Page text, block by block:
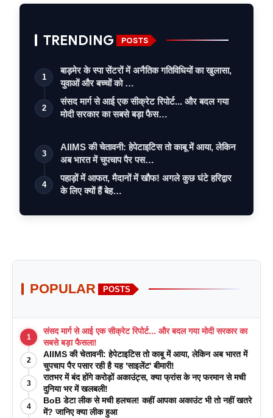
TRENDING POSTS
1
बाड़मेर के स्पा सेंटरों में अनैतिक गतिविधियों का खुलासा,
युवाओं और बच्चों को …
2
संसद मार्ग से आई एक सीक्रेट रिपोर्ट... और बदल गया
मोदी सरकार का सबसे बड़ा फैस…
3
AIIMS की चेतावनी: हेपेटाइटिस तो काबू में आया, लेकिन
अब भारत में चुपचाप पैर पस…
4
पहाड़ों में आफत, मैदानों में खौफ! अगले कुछ घंटे हरिद्वार
के लिए क्यों हैं बेह…
POPULAR POSTS
1
संसद मार्ग से आई एक सीक्रेट रिपोर्ट... और बदल गया मोदी सरकार का
सबसे बड़ा फैसला!
2
AIIMS की चेतावनी: हेपेटाइटिस तो काबू में आया, लेकिन अब भारत में
चुपचाप पैर पसार रही है यह 'साइलेंट' बीमारी!
3
रातभर में बंद होंगे करोड़ों अकाउंट्स, क्या फ्रांस के नए फरमान से मची
दुनिया भर में खलबली!
4
BoB डेटा लीक से मची हलचल! कहीं आपका अकाउंट भी तो नहीं खतरे
में? जानिए क्या लीक हुआ